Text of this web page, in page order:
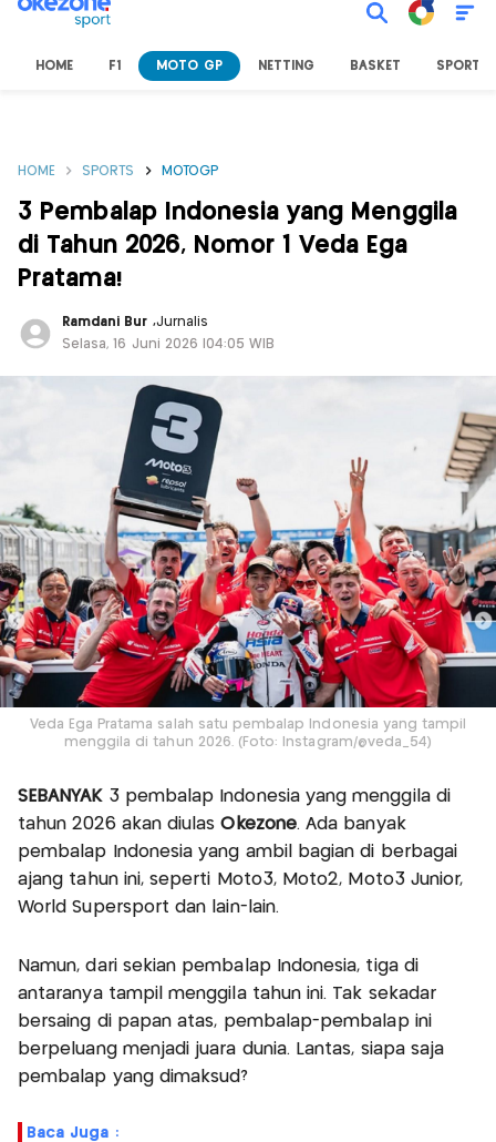
HOME F1 MOTO GP NETTING BASKET SPORT
HOME SPORTS MOTOGP
3 Pembalap Indonesia yang Menggila
di Tahun 2026, Nomor 1 Veda Ega
Pratama!
Ramdani Bur ,Jurnalis
Selasa, 16 Juni 2026 |04:05 WIB
Veda Ega Pratama salah satu pembalap Indonesia yang tampil
menggila di tahun 2026. (Foto: Instagram/@veda_54)
SEBANYAK 3 pembalap Indonesia yang menggila di
tahun 2026 akan diulasOkezone. Ada banyak
pembalap Indonesia yang ambil bagian di berbagai
ajang tahun ini, seperti Moto3, Moto2, Moto3 Junior,
World Supersport dan lain-lain.
Namun, dari sekian pembalap Indonesia, tiga di
antaranya tampil menggila tahun ini. Tak sekadar
bersaing di papan atas, pembalap-pembalap ini
berpeluang menjadi juara dunia. Lantas, siapa saja
pembalap yang dimaksud?
Baca Juga :